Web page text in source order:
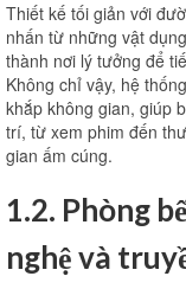
Thiết kế tối giản với
nhấn từ những vật
thành nơi lý tưởng để
Không chỉ vậy, hệ
khắp không gian, giúp
trí, từ xem phim đến
gian ấm cúng.
1.2. Phòng
nghệ và